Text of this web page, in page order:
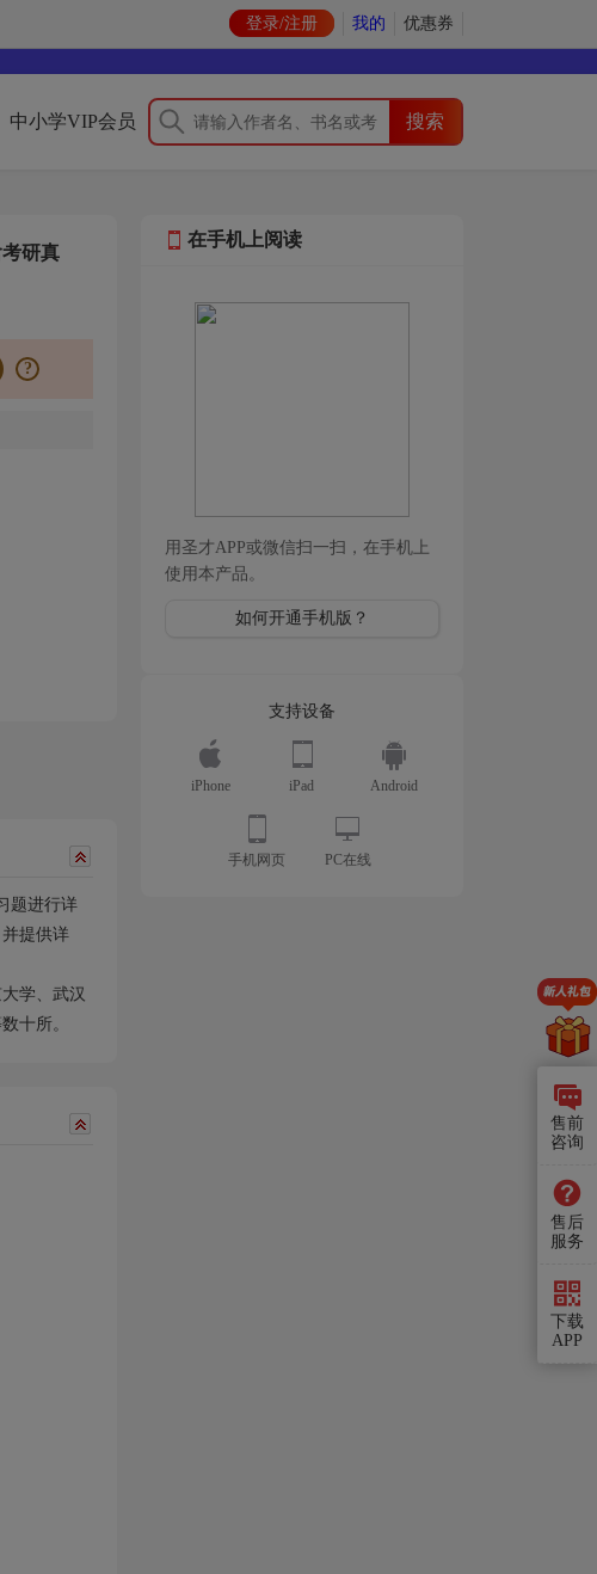
登录/注册 我的 优惠券
中小学VIP会员
研真
?
题进行详
提供详
学、武汉
十所。
在手机上阅读
用圣才APP或微信扫一扫，在手机上
使用本产品。
如何开通手机版？
支持设备
iPhone iPad Android
手机网页 PC在线
售前
咨询
售后
服务
下载
APP